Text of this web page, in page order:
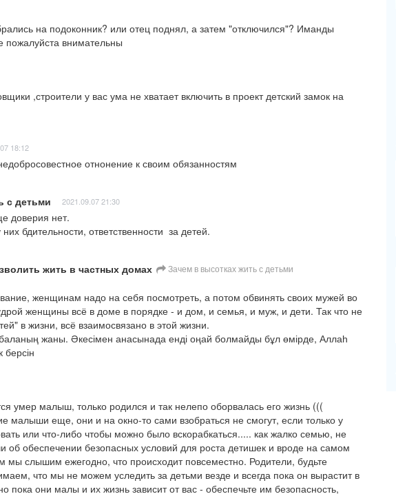
на подоконник? или отец поднял, а затем "отключился"? Иманды
пожалуйста внимательны
,строители у вас ума не хватает включить в проект детский замок на
18:12
отнонение к своим обязанностям
с детьми 2021.09.07 21:30
доверия нет.
бдительности, ответственности  за детей.
жить в частных домах Зачем в высотках жить с детьми
женщинам надо на себя посмотреть, а потом обвинять своих мужей во
женщины всё в доме в порядке - и дом, и семья, и муж, и дети. Так что не
в жизни, всё взаимосвязано в этой жизни.
жаны. Әкесімен анасынада енді оңай болмайды бұл өмірде, Аллаһ
умер малыш, только родился и так нелепо оборвалась его жизнь (((
малыши еще, они и на окно-то сами взобраться не смогут, если только у
или что-либо чтобы можно было вскорабкаться..... как жалко семью, не
об обеспечении безопасных условий для роста детишек и вроде на самом
мы слышим ежегодно, что происходит повсеместно. Родители, будьте
что мы не можем уследить за детьми везде и всегда пока он вырастит в
пока они малы и их жизнь зависит от вас - обеспечьте им безопасность,